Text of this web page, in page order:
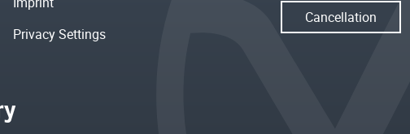
Privacy Settings
Cancellation